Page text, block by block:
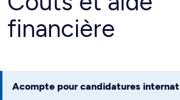
financière
Acompte pour candidatures